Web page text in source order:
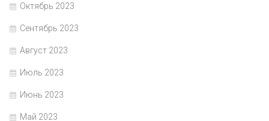
Октябрь 2023
Сентябрь 2023
Август 2023
Июль 2023
Июнь 2023
Май 2023